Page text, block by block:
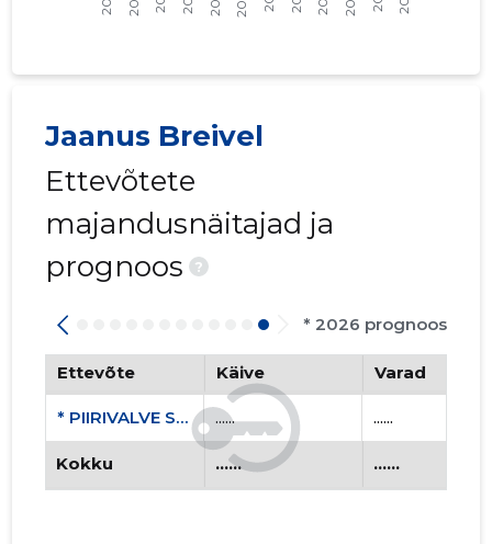
Jaanus Breivel
Ettevõtete
majandusnäitajad ja
prognoos
?
* 2026 prognoos
Ettevõte Käive Varad
* PIIRIVALVE SPORDI KESKKLUBI MTÜ ...... ......
Kokku ...... ......